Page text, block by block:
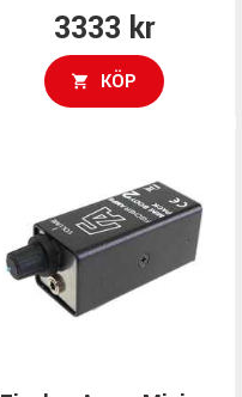
3333 kr
KÖP